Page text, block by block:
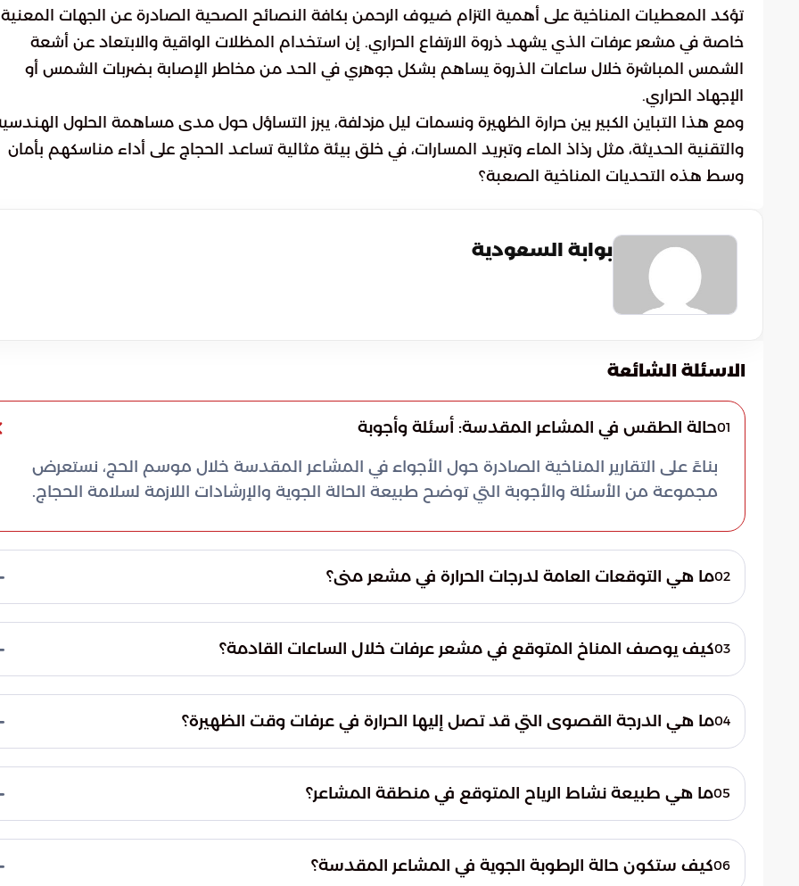
تؤكد المعطيات المناخية على أهمية التزام ضيوف الرحمن بكافة النصائح الصحية الصادرة عن الجهات
خاصة في مشعر عرفات الذي يشهد ذروة الارتفاع الحراري. إن استخدام المظلات الواقية والابتعاد عن أشعة
الشمس المباشرة خلال ساعات الذروة يساهم بشكل جوهري في الحد من مخاطر الإصابة بضربات الشمس أو
الإجهاد الحراري.
ومع هذا التباين الكبير بين حرارة الظهيرة ونسمات ليل مزدلفة، يبرز التساؤل حول مدى مساهمة الحلول
والتقنية الحديثة، مثل رذاذ الماء وتبريد المسارات، في خلق بيئة مثالية تساعد الحجاج على أداء مناسكهم بأمان
وسط هذه التحديات المناخية الصعبة؟
بوابة السعودية
الاسئلة الشائعة
01حالة الطقس في المشاعر المقدسة: أسئلة وأجوبة
بناءً على التقارير المناخية الصادرة حول الأجواء في المشاعر المقدسة خلال موسم الحج، نستعرض
مجموعة من الأسئلة والأجوبة التي توضح طبيعة الحالة الجوية والإرشادات اللازمة لسلامة الحجاج.
02ما هي التوقعات العامة لدرجات الحرارة في مشعر منى؟
المستويات الحرارية العالية مع انخفاض ملحوظ في معدلات الرطوبة النسبية، مما يجعل المناخ جافاً03كيف يوصف المناخ المتوقع في مشعر عرفات خلال الساعات القادمة؟
مباشرة على المنطقة. وتتميز الأجواء هناك بكونها جافة جداً وحارة، مما يتطلب اتخاذ احتياطات وقائية
مشددة من قبل الحجاج.
04ما هي الدرجة القصوى التي قد تصل إليها الحرارة في عرفات وقت الظهيرة؟
مشعر عرفات. هذا الارتفاع يتطلب من ضيوف الرحمن تجنب التعرض المباشر لأشعة الشمس لضمان
سلامتهم.
05ما هي طبيعة نشاط الرياح المتوقع في منطقة المشاعر؟
هذه الرياح إلى إثارة بعض الأتربة العالقة في الجو، وهو ما يجب الانتباه له خاصة لمن يعانون من06كيف ستكون حالة الرطوبة الجوية في المشاعر المقدسة؟